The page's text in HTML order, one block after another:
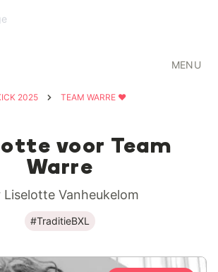
MENU
2025 TEAM WARRE ❤️
voor Team
Warre
Liselotte Vanheukelom
#TraditieBXL